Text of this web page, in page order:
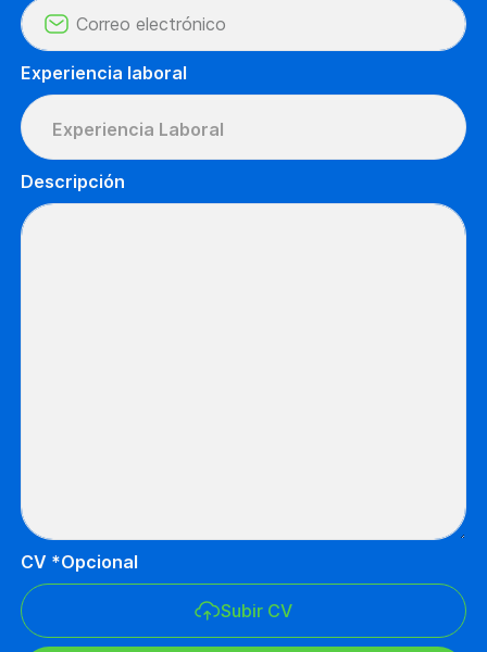
Experiencia laboral
Experiencia Laboral
Descripción
CV *Opcional
Subir CV